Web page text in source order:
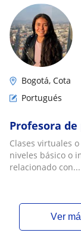
Bogotá, Cota
Portugués
Profesora
Clases virtuales
niveles básico o
relacionado con...
ver